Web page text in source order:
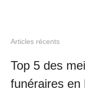
Articles récents
Top 5 des
funéraires en